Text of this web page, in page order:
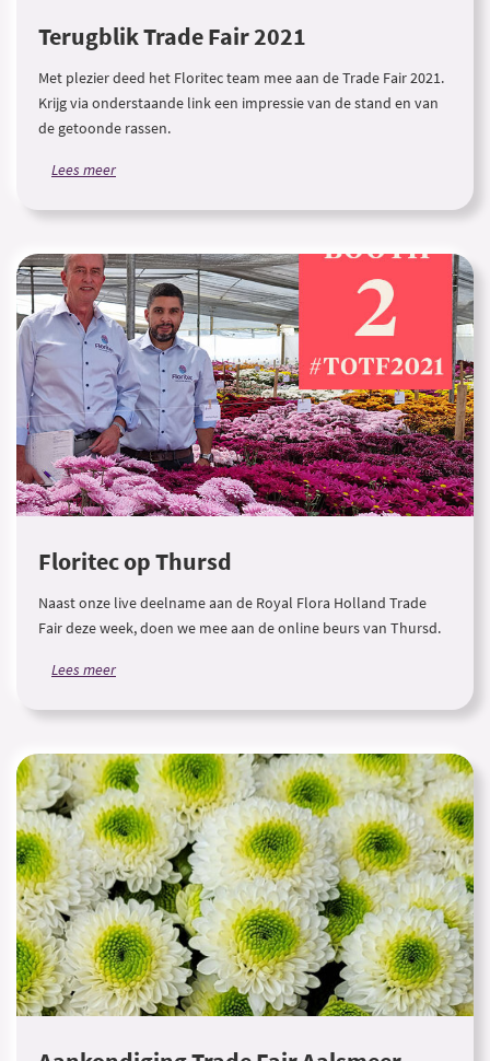
Terugblik Trade Fair 2021
Met plezier deed het Floritec team mee aan de Trade Fair 2021.
Krijg via onderstaande link een impressie van de stand en van
de getoonde rassen.
Lees meer
Floritec op Thursd
Naast onze live deelname aan de Royal Flora Holland Trade
Fair deze week, doen we mee aan de online beurs van Thursd.
Lees meer